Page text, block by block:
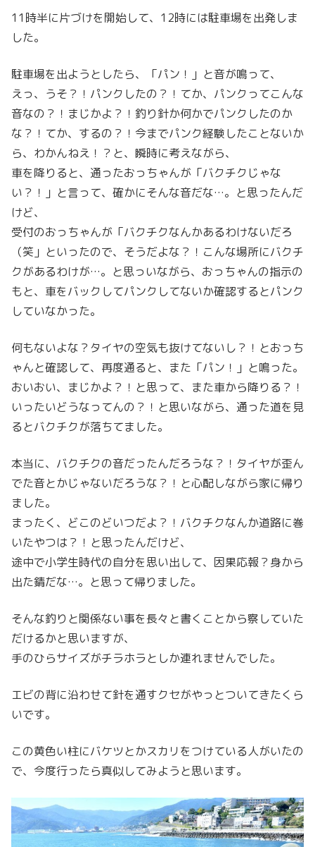
11時半に片づけを開始して、12時には駐車場を出発しま
した。
駐車場を出ようとしたら、「パン！」と音が鳴って、
えっ、うそ？！パンクしたの？！てか、パンクってこんな
音なの？！まじかよ？！釣り針か何かでパンクしたのか
な？！てか、するの？！今までパンク経験したことないか
ら、わかんねえ！？と、瞬時に考えながら、
車を降りると、通ったおっちゃんが「バクチクじゃな
い？！」と言って、確かにそんな音だな…。と思ったんだ
けど、
受付のおっちゃんが「バクチクなんかあるわけないだろ
（笑」といったので、そうだよな？！こんな場所にバクチ
クがあるわけが…。と思っいながら、おっちゃんの指示の
もと、車をバックしてパンクしてないか確認するとパンク
していなかった。
何もないよな？タイヤの空気も抜けてないし？！とおっち
ゃんと確認して、再度通ると、また「パン！」と鳴った。
おいおい、まじかよ？！と思って、また車から降りる？！
いったいどうなってんの？！と思いながら、通った道を見
るとバクチクが落ちてました。
本当に、バクチクの音だったんだろうな？！タイヤが歪ん
でた音とかじゃないだろうな？！と心配しながら家に帰り
ました。
まったく、どこのどいつだよ？！バクチクなんか道路に巻
いたやつは？！と思ったんだけど、
途中で小学生時代の自分を思い出して、因果応報？身から
出た錆だな…。と思って帰りました。
そんな釣りと関係ない事を長々と書くことから察していた
だけるかと思いますが、
手のひらサイズがチラホラとしか連れませんでした。
エビの背に沿わせて針を通すクセがやっとついてきたくら
いです。
この黄色い柱にバケツとかスカリをつけている人がいたの
で、今度行ったら真似してみようと思います。